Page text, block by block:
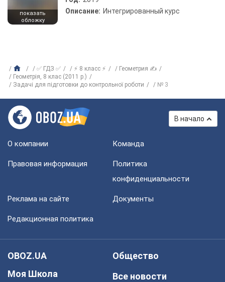
показать
обложку
Описание: Интегрированный курс
✅ ГДЗ ✅ ⚡ 8 класс ⚡
Геометрия ✍
Геометрія, 8 клас (2011 р.)
Задачі для підготовки до контрольної роботи
№ 3
В начало
О компании Команда
Правовая информация
Политика
конфиденциальности
Реклама на сайте Документы
Редакционная политика
OBOZ.UA
Моя Школа
Общество
Все новости